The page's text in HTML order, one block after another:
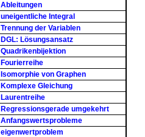
Ableitungen
uneigentliche Integral
Trennung der Variablen
DGL: Lösungsansatz
Quadrikenbijektion
Fourierreihe
Isomorphie von Graphen
Komplexe Gleichung
Laurentreihe
Regressionsgerade umgekehrt
Anfangswertsprobleme
eigenwertproblem